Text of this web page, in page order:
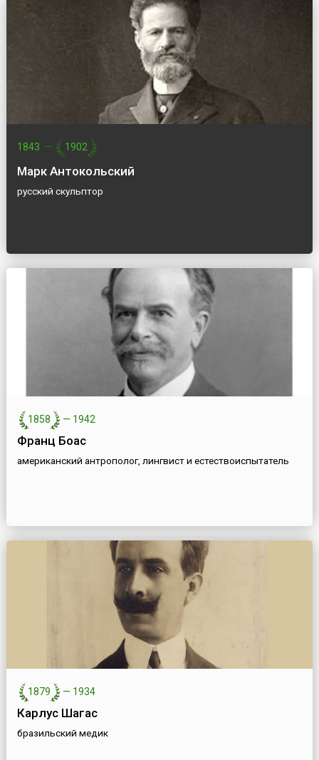
1843 — 1902
Марк Антокольский
русский скульптор
1858 — 1942
Франц Боас
американский антрополог, лингвист и естествоиспытатель
1879 — 1934
Карлус Шагас
бразильский медик